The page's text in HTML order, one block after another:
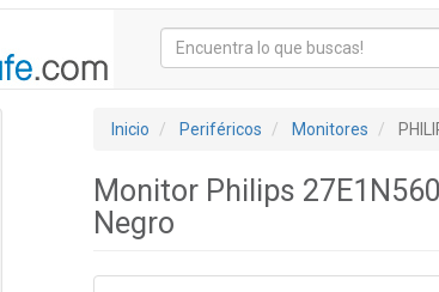
Inicio Periféricos Monitores
Monitor Philips
Negro